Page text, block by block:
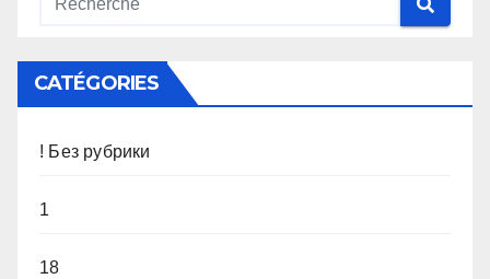
CATÉGORIES
! Без рубрики
1
18